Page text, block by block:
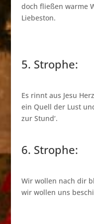
doch fließen warme
Liebeston.
5. Strophe:
Es rinnt aus Jesu
ein Quell der Lust
zur Stund‘.
6. Strophe:
Wir wollen nach dir
wir wollen uns